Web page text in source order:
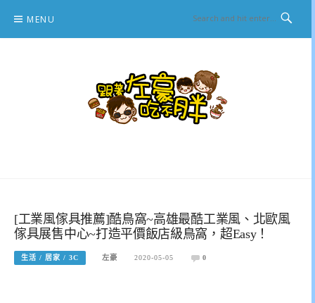
content
MENU
[工業風傢具推薦]酷鳥窩~高雄最酷工業風、北歐風
傢具展售中心~打造平價飯店級鳥窩，超Easy！
生活 / 居家 / 3C 左豪 2020-05-05 0